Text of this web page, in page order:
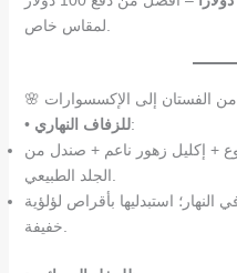
من الفستان إلى الإكسسوارات
• للزفاف النهاري:
+ إكليل زهور ناعم + صندل من
النهار؛ استبدليها بأقراص لؤلؤية